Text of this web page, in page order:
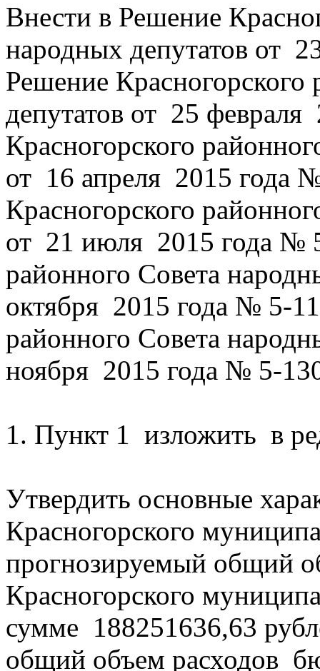
Внести в Решение
народных депутатов от
Решение
депутатов от 25
Красногорского
от 16 апреля 2015 года
Красногорского
от 21 июля 2015 года №
районного Совета
октября 2015 года № 5-
районного Совета
ноября 2015 года № 5-
1. Пункт 1 изложить в
Утвердить основные
Красногорского
прогнозируемый общий
Красногорского
сумме 188251636,63
общий объем расходов